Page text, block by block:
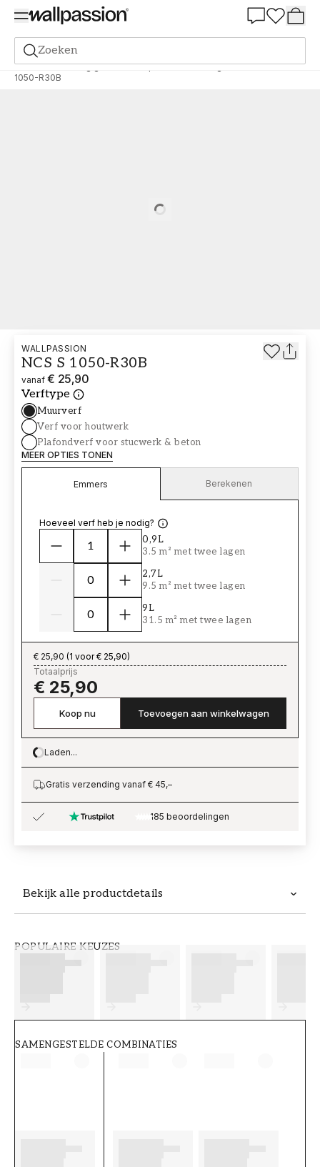
Zoeken
Verf Bestelling gebaseerd op NCS Bestelling door NCS
1050-R30B
Bekijk alle productdetails
POPULAIRE KEUZES
SAMENGESTELDE COMBINATIES
WALLPASSION
NCS S 1050-R30B
vanaf € 25,90
Verftype
Muurverf
Verf voor houtwerk
Plafondverf voor stucwerk & beton
MEER OPTIES TONEN
Emmers Berekenen
Hoeveel verf heb je nodig?
0,9L
3.5 m² met twee lagen
2,7L
9.5 m² met twee lagen
9L
31.5 m² met twee lagen
€ 25,90 (1 voor € 25,90)
Totaalprijs
€ 25,90
Koop nu Toevoegen aan winkelwagen
Loading…
Laden...
Gratis verzending vanaf € 45,–
185 beoordelingen